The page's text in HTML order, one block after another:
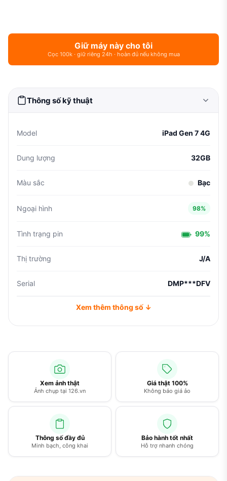
Giữ máy này cho tôi
Cọc 100k · giữ riêng 24h · hoàn đủ nếu không mua
Xem ảnh thật
Ảnh chụp tại 126.vn
Giá thật 100%
Không báo giá ảo
Thông số đầy đủ
Minh bạch, công khai
Bảo hành tốt nhất
Hỗ trợ nhanh chóng
Thông số kỹ thuật
Model iPad Gen 7 4G
Dung lượng 32GB
Màu sắc Bạc
Ngoại hình 98%
Tình trạng pin 99%
Thị trường J/A
Serial DMP***DFV
Xem thêm thông số ↓